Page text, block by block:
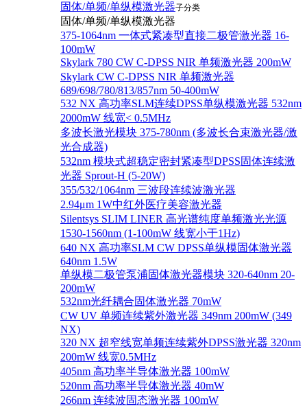
固体/单频/单纵模激光器子分类
固体/单频/单纵模激光器
375-1064nm 一体式紧凑型直接二极管激光器 16-
100mW
Skylark 780 CW C-DPSS NIR 单频激光器 200mW
Skylark CW C-DPSS NIR 单频激光器
689/698/780/813/857nm 50-400mW
532 NX 高功率SLM连续DPSS单纵模激光器 532nm
2000mW 线宽< 0.5MHz
多波长激光模块 375-780nm (多波长合束激光器/激
光合成器)
532nm 模块式超稳定密封紧凑型DPSS固体连续激
光器 Sprout-H (5-20W)
355/532/1064nm 三波段连续波激光器
2.94μm 1W中红外医疗美容激光器
Silentsys SLIM LINER 高光谱纯度单频激光光源
1530-1560nm (1-100mW 线宽小于1Hz)
640 NX 高功率SLM CW DPSS单纵模固体激光器
640nm 1.5W
单纵模二极管泵浦固体激光器模块 320-640nm 20-
200mW
532nm光纤耦合固体激光器 70mW
CW UV 单频连续紫外激光器 349nm 200mW (349
NX)
320 NX 超窄线宽单频连续紫外DPSS激光器 320nm
200mW 线宽0.5MHz
405nm 高功率半导体激光器 100mW
520nm 高功率半导体激光器 40mW
266nm 连续波固态激光器 100mW